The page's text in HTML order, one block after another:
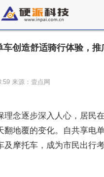
车创造舒适骑行体验，推
来源：壹点网
理念逐步深入人心，居民
翻地覆的变化。自共享电
及摩托车，成为市民出行